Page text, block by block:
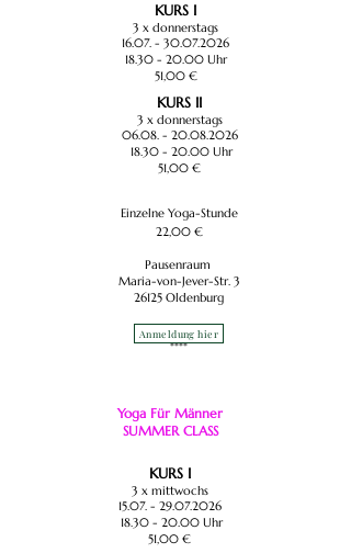
KURS I
3 x donnerstags
16.07. - 30.07.2026
18.30 - 20.00Uhr
51,00 €
KURS II
3 x donnerstags
06.08. - 20.08.2026
18.30 - 20.00Uhr
51,00 €
Einzelne Yoga-Stunde
22,00 €
Pausenraum
Maria-von-Jever-Str. 3
26125 Oldenburg
****​
Anmeldung hier
Yoga Für Männer
SUMMER CLASS
KURS I
3 x mittwochs
15.07. - 29.07.2026
18.30 - 20.00Uhr
51,00 €